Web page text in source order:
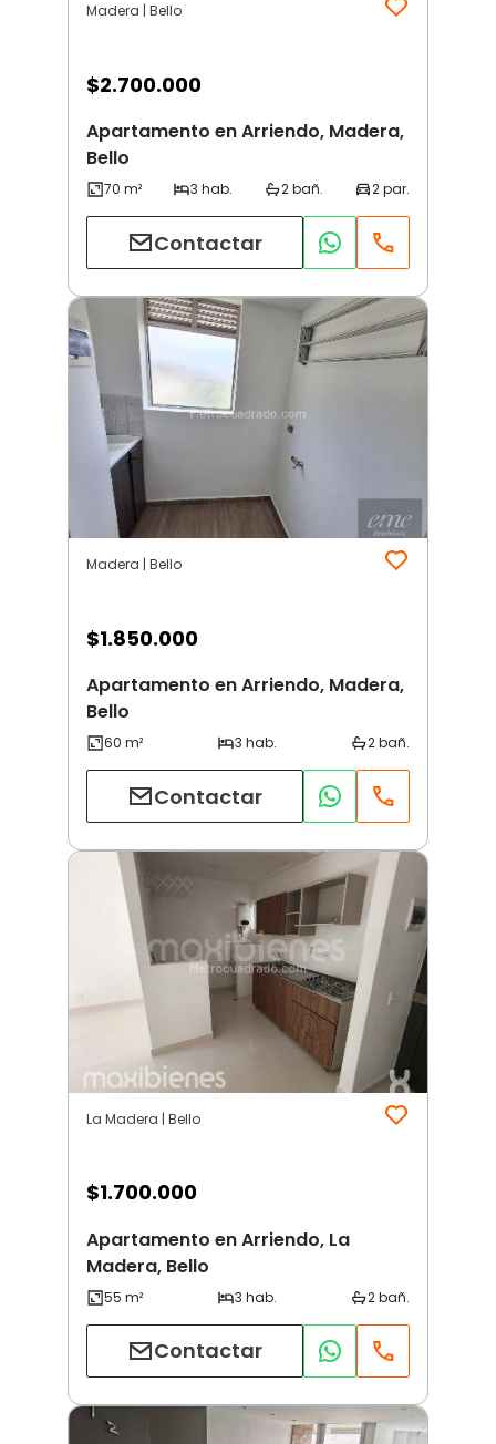
Madera | Bello
$2.700.000
Apartamento en Arriendo, Madera,
Bello
Contactar
Madera | Bello
$1.850.000
Apartamento en Arriendo, Madera,
Bello
Contactar
La Madera | Bello
$1.700.000
Apartamento en Arriendo, La
Madera, Bello
Contactar